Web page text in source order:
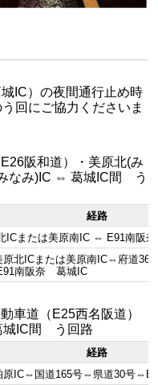
IC）の夜間通行止め時
回にご協力くださいま
阪和道）・美原北(み
なみ)IC ⇔ 葛城IC間 う
経路
ICまたは美原南IC ⇔ E91南阪
北ICまたは美原南IC⇔府道36
南阪奈 葛城IC
車道（E25西名阪道）
城IC間 う回路
経路
IC⇔国道165号⇔県道30号